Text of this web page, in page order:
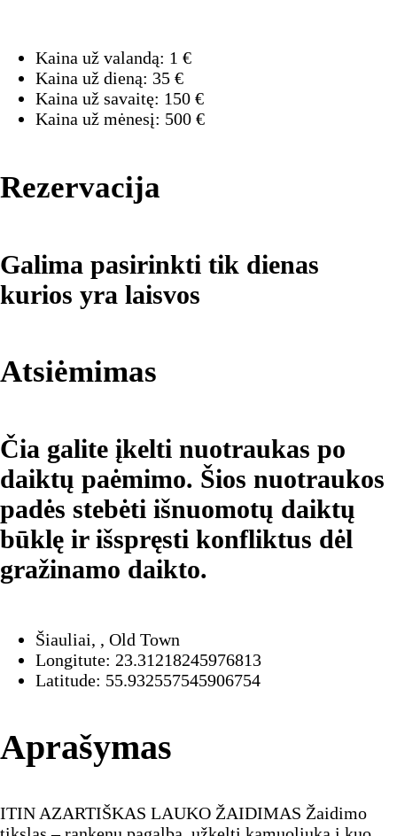
Kaina už valandą: 1 €
Kaina už dieną: 35 €
Kaina už savaitę: 150 €
Kaina už mėnesį: 500 €
Rezervacija
Galima pasirinkti tik dienas
kurios yra laisvos
Atsiėmimas
Čia galite įkelti nuotraukas po
daiktų paėmimo. Šios nuotraukos
padės stebėti išnuomotų daiktų
būklę ir išspręsti konfliktus dėl
gražinamo daikto.
Šiauliai, , Old Town
Longitute: 23.31218245976813
Latitude: 55.932557545906754
Aprašymas
ITIN AZARTIŠKAS LAUKO ŽAIDIMAS Žaidimo